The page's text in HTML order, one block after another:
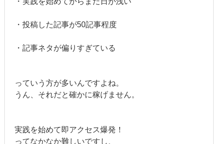
・投稿した記事が50記事程度
・記事ネタが偏りすぎている
っていう方が多いんですよね。
うん、それだと確かに稼げません。
実践を始めて即アクセス爆発！
ってなかなか難しいですし、